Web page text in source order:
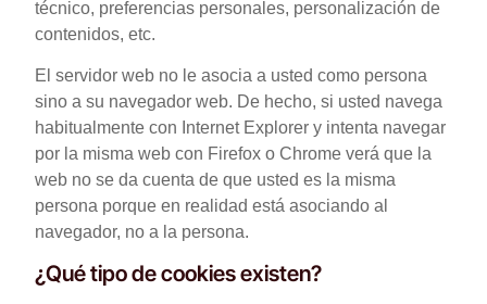
técnico, preferencias personales, personalización de
contenidos, etc.
El servidor web no le asocia a usted como persona
sino a su navegador web. De hecho, si usted navega
habitualmente con Internet Explorer y intenta navegar
por la misma web con Firefox o Chrome verá que la
web no se da cuenta de que usted es la misma
persona porque en realidad está asociando al
navegador, no a la persona.
¿Qué tipo de cookies existen?